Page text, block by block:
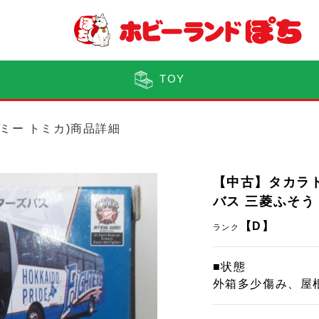
TOY
ー トミカ)商品詳細
【中古】タカ
バス 三菱ふそ
ランク 【D】
■状態
外箱多少傷み、屋